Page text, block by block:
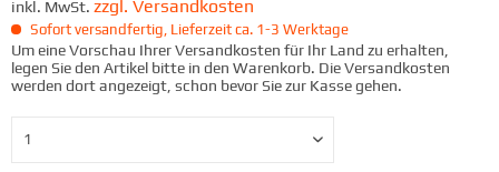
inkl. MwSt. zzgl. Versandkosten
Sofort versandfertig, Lieferzeit ca. 1-3 Werktage
Um eine Vorschau Ihrer Versandkosten für Ihr Land zu erhalten,
legen Sie den Artikel bitte in den Warenkorb. Die Versandkosten
werden dort angezeigt, schon bevor Sie zur Kasse gehen.